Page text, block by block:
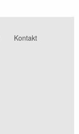
Kontakt